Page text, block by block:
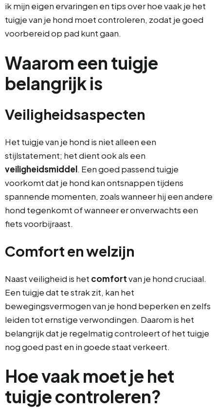
ik mijn eigen ervaringen en tips over hoe vaak je het
tuigje van je hond moet controleren, zodat je goed
voorbereid op pad kunt gaan.
Waarom een tuigje
belangrijk is
Veiligheidsaspecten
Het tuigje van je hond is niet alleen een
stijlstatement; het dient ook als een
veiligheidsmiddel. Een goed passend tuigje
voorkomt dat je hond kan ontsnappen tijdens
spannende momenten, zoals wanneer hij een andere
hond tegenkomt of wanneer er onverwachts een
fiets voorbijraast.
Comfort en welzijn
Naast veiligheid is het comfortvan je hond cruciaal.
Een tuigje dat te strak zit, kan het
bewegingsvermogen van je hond beperken en zelfs
leiden tot ernstige verwondingen. Daarom is het
belangrijk dat je regelmatig controleert of het tuigje
nog goed past en in goede staat verkeert.
Hoe vaak moet je het
tuigje controleren?